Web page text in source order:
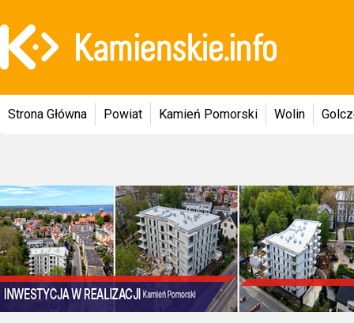
Strona Główna Powiat Kamień Pomorski Wolin